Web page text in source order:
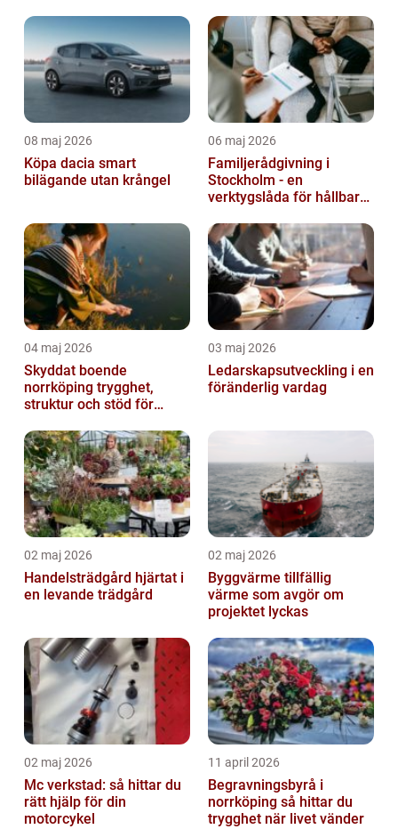
08 maj 2026
Köpa dacia smart
bilägande utan krångel
06 maj 2026
Familjerådgivning i
Stockholm - en
verktygslåda för hållbara
04 maj 2026
Skyddat boende
norrköping trygghet,
struktur och stöd för
situationer
03 maj 2026
Ledarskapsutveckling i en
föränderlig vardag
02 maj 2026
Handelsträdgård hjärtat i
en levande trädgård
02 maj 2026
Byggvärme tillfällig
värme som avgör om
projektet lyckas
02 maj 2026
Mc verkstad: så hittar du
rätt hjälp för din
motorcykel
11 april 2026
Begravningsbyrå i
norrköping så hittar du
trygghet när livet vänder